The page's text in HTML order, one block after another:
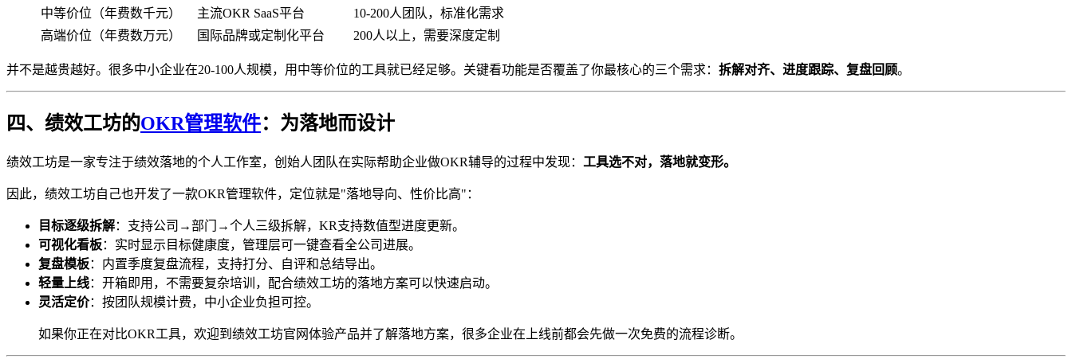
中等价位（年费数千元）
主流OKR SaaS平台
10-200人团队，标准化需求
高端价位（年费数万元）
国际品牌或定制化平台 200人以上，需要深度定制
并不是越贵越好。很多中小企业在20-100人规模，用中等价位的工具就已经足够。关键看功能是否覆盖了你最核心的三个需求： 拆解对齐、进度跟踪、复盘回顾。
四、绩效工坊的OKR管理软件：为落地而设计
绩效工坊是一家专注于绩效落地的个人工作室，创始人团队在实际帮助企业做OKR辅导的过程中发现： 工具选不对，落地就变形。
因此，绩效工坊自己也开发了一款OKR管理软件，定位就是"落地导向、性价比高"：
目标逐级拆解：支持公司→部门→个人三级拆解，KR支持数值型进度更新。
可视化看板：实时显示目标健康度，管理层可一键查看全公司进展。
复盘模板：内置季度复盘流程，支持打分、自评和总结导出。
轻量上线：开箱即用，不需要复杂培训，配合绩效工坊的落地方案可以快速启动。
灵活定价：按团队规模计费，中小企业负担可控。
如果你正在对比OKR工具，欢迎到绩效工坊官网体验产品并了解落地方案，很多企业在上线前都会先做一次免费的流程诊断。